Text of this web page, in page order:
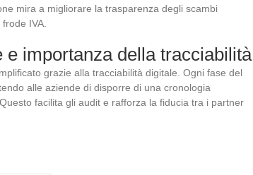
mira a migliorare la trasparenza degli scambi
IVA.
e importanza della tracciabilità
grazie alla tracciabilità digitale. Ogni fase del
alle aziende di disporre di una cronologia
facilita gli audit e rafforza la fiducia tra i partner